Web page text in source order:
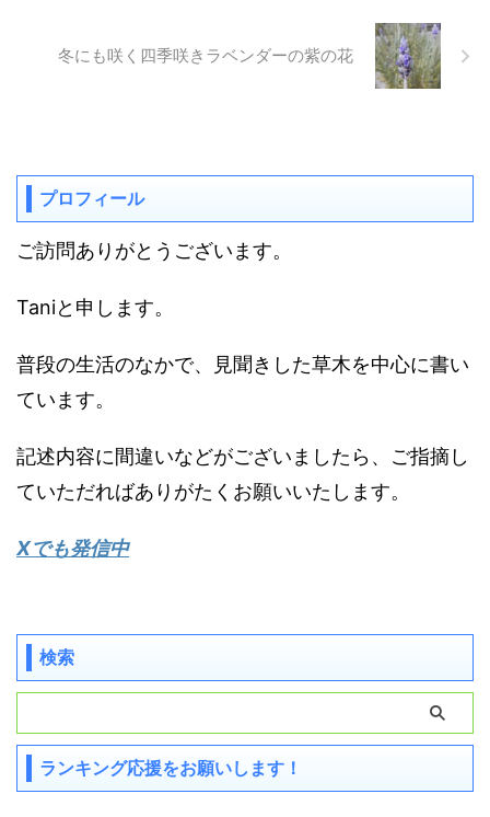
冬にも咲く四季咲きラベンダーの紫の花
プロフィール
ご訪問ありがとうございます。
Taniと申します。
普段の生活のなかで、見聞きした草木を中心に書い
ています。
記述内容に間違いなどがございましたら、ご指摘し
ていただればありがたくお願いいたします。
Xでも発信中
検索
ランキング応援をお願いします！